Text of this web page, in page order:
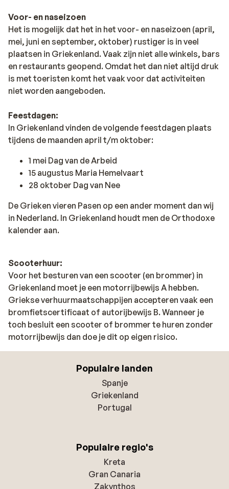
Voor- en naseizoen
Het is mogelijk dat het in het voor- en naseizoen (april,
mei, juni en september, oktober) rustiger is in veel
plaatsen in Griekenland. Vaak zijn niet alle winkels, bars
en restaurants geopend. Omdat het dan niet altijd druk
is met toeristen komt het vaak voor dat activiteiten
niet worden aangeboden.
Feestdagen:
In Griekenland vinden de volgende feestdagen plaats
tijdens de maanden april t/m oktober:
1 mei Dag van de Arbeid
15 augustus Maria Hemelvaart
28 oktober Dag van Nee
De Grieken vieren Pasen op een ander moment dan wij
in Nederland. In Griekenland houdt men de Orthodoxe
kalender aan.
Scooterhuur:
Voor het besturen van een scooter (en brommer) in
Griekenland moet je een motorrijbewijs A hebben.
Griekse verhuurmaatschappijen accepteren vaak een
bromfietscertificaat of autorijbewijs B. Wanneer je
toch besluit een scooter of brommer te huren zonder
motorrijbewijs dan doe je dit op eigen risico.
Populaire landen
Spanje
Griekenland
Portugal
Populaire regio's
Kreta
Gran Canaria
Zakynthos